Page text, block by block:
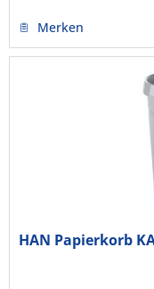
Merken
HAN Papierkorb